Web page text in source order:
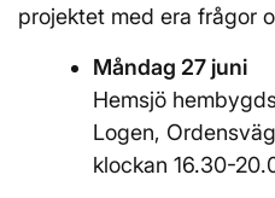
projektet med era frågor
Måndag 27 juni
Hemsjö
Logen,
klockan 16.30-